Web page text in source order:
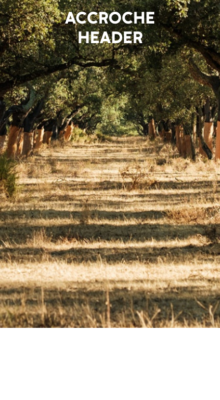
ACCROCHE
HEADER